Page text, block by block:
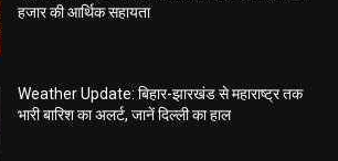
हजार की आर्थिक सहायता
Weather Update: बिहार-झारखंड से महाराष्ट्र तक
भारी बारिश का अलर्ट, जानें दिल्ली का हाल